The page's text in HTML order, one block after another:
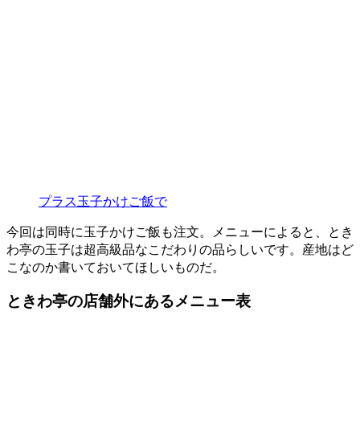
プラス玉子かけご飯で
今回は同時に玉子かけご飯も注文。メニューによると、とき
わ亭の玉子は超高級品なこだわりの品らしいです。産地はど
こなのか書いておいてほしいものだ。
ときわ亭の店舗外にあるメニュー表